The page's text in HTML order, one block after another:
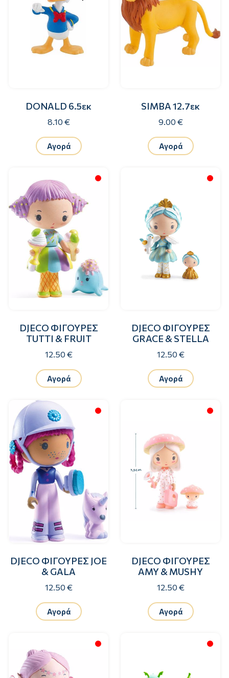
DONALD 6.5εκ
8.10 €
Αγορά
SIMBA 12.7εκ
9.00 €
Αγορά
DJECO ΦΙΓΟΥΡΕΣ
TUTTI & FRUIT
12.50 €
Αγορά
DJECO ΦΙΓΟΥΡΕΣ
GRACE & STELLA
12.50 €
Αγορά
DJECO ΦΙΓΟΥΡΕΣ JOE
& GALA
12.50 €
Αγορά
DJECO ΦΙΓΟΥΡΕΣ
AMY & MUSHY
12.50 €
Αγορά